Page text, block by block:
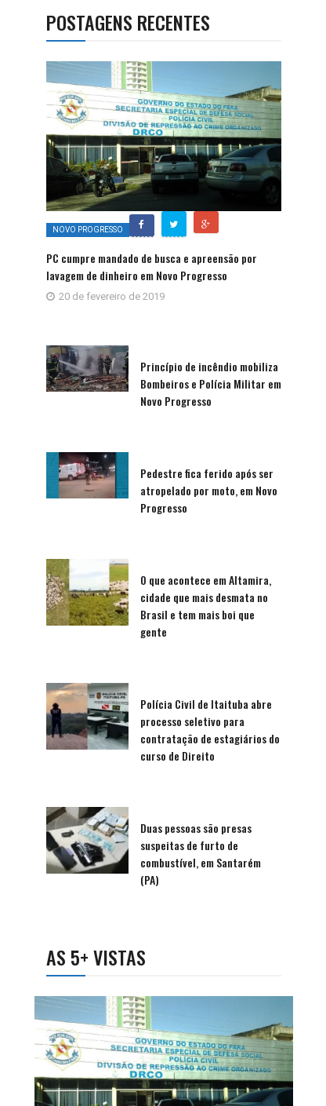
POSTAGENS RECENTES
NOVO PROGRESSO
PC cumpre mandado de busca e apreensão por
lavagem de dinheiro em Novo Progresso
20 de fevereiro de 2019
Princípio de incêndio mobiliza
Bombeiros e Polícia Militar em
Novo Progresso
Pedestre fica ferido após ser
atropelado por moto, em Novo
Progresso
O que acontece em Altamira,
cidade que mais desmata no
Brasil e tem mais boi que
gente
Polícia Civil de Itaituba abre
processo seletivo para
contratação de estagiários do
curso de Direito
Duas pessoas são presas
suspeitas de furto de
combustível, em Santarém
(PA)
AS 5+ VISTAS